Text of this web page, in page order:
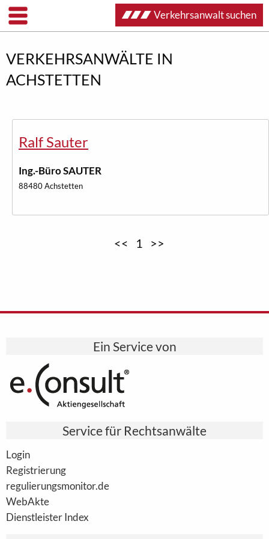
VERKEHRSANWÄLTE IN
ACHSTETTEN
Ralf Sauter
Ing.-Büro SAUTER
88480 Achstetten
<< 1 >>
Ein Service von
Service für Rechtsanwälte
Login
Registrierung
regulierungsmonitor.de
WebAkte
Dienstleister Index
Verkehrsanwalt suchen